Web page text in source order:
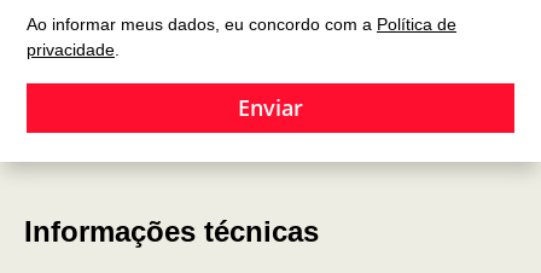
Ao informar meus dados, eu concordo com a Política de
privacidade.
Enviar
Informações técnicas